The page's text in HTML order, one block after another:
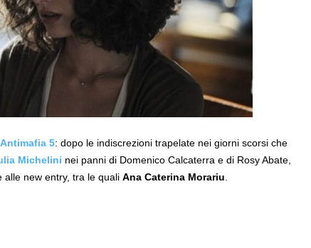
5: dopo le indiscrezioni trapelate nei giorni scorsi che
Michelini nei panni di Domenico Calcaterra e di Rosy Abate,
new entry, tra le quali Ana Caterina Morariu